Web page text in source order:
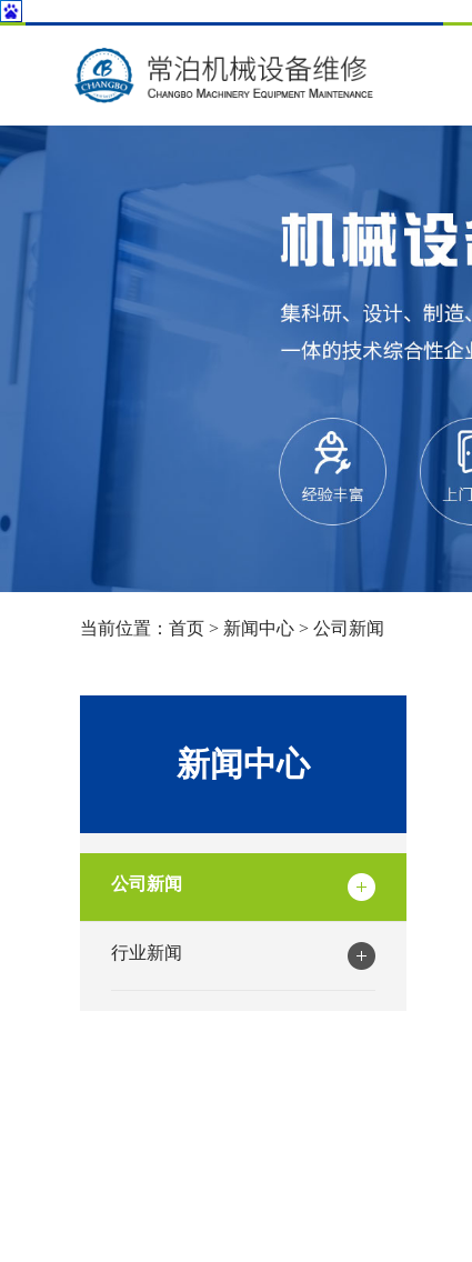
当前位置： 首页 > 新闻中心 > 公司新闻
新闻中心
公司新闻
行业新闻